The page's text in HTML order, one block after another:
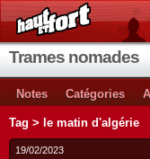
Trames nomades
Notes Catégories
Tag > le matin d'algérie
19/02/2023